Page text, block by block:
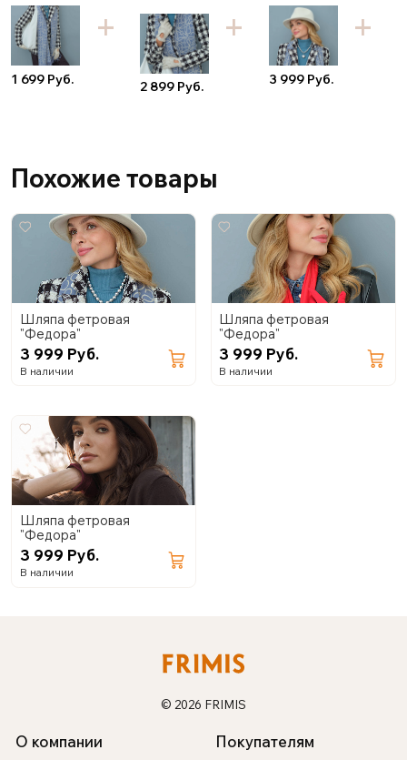
1 699 Руб. 2 899 Руб. 3 999 Руб.
Похожие товары
Шляпа фетровая
"Федора"
3 999 Руб.
В наличии
Шляпа фетровая
"Федора"
3 999 Руб.
В наличии
Шляпа фетровая
"Федора"
3 999 Руб.
В наличии
© 2026 FRIMIS
О компании Покупателям